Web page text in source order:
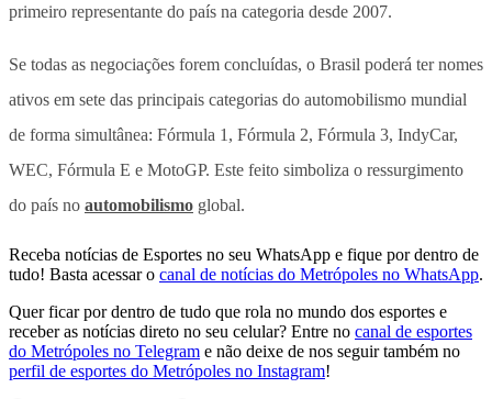
primeiro representante do país na categoria desde 2007.
Se todas as negociações forem concluídas, o Brasil poderá ter nomes
ativos em sete das principais categorias do automobilismo mundial
de forma simultânea: Fórmula 1, Fórmula 2, Fórmula 3, IndyCar,
WEC, Fórmula E e MotoGP. Este feito simboliza o ressurgimento
do país no automobilismo global.
Receba notícias de Esportes no seu WhatsApp e fique por dentro de
tudo! Basta acessar o canal de notícias do Metrópoles no WhatsApp.
Quer ficar por dentro de tudo que rola no mundo dos esportes e
receber as notícias direto no seu celular? Entre no canal de esportes
do Metrópoles no Telegram e não deixe de nos seguir também no
perfil de esportes do Metrópoles no Instagram!